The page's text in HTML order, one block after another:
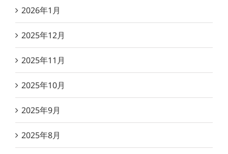
2026年1月
2025年12月
2025年11月
2025年10月
2025年9月
2025年8月